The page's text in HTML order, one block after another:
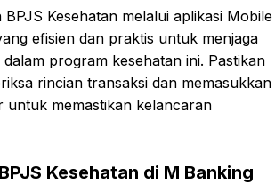
Kesehatan melalui aplikasi Mobile
efisien dan praktis untuk menjaga
program kesehatan ini. Pastikan
rincian transaksi dan memasukkan
untuk memastikan kelancaran
Kesehatan di M Banking